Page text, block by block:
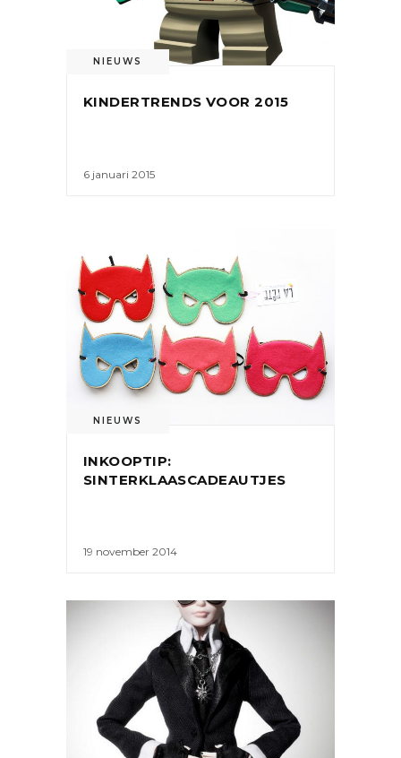
NIEUWS
KINDERTRENDS VOOR 2015
6 januari 2015
NIEUWS
INKOOPTIP:
SINTERKLAASCADEAUTJES
19 november 2014